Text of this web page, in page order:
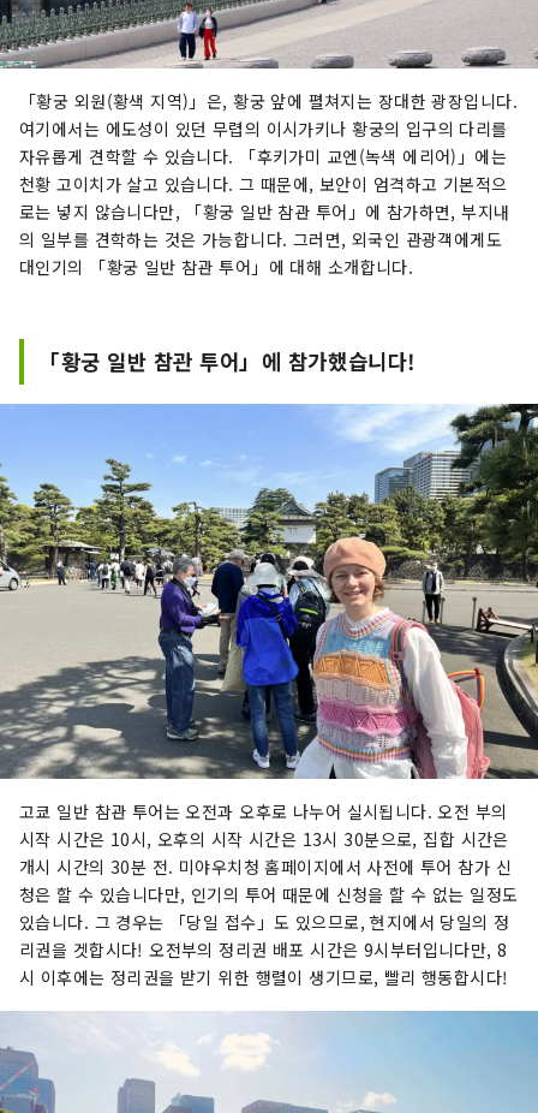
「황궁 외원(황색 지역)」은, 황궁 앞에 펼쳐지는 장대한 광장입니다.
여기에서는 에도성이 있던 무렵의 이시가키나 황궁의 입구의 다리를
자유롭게 견학할 수 있습니다. 「후키가미 교엔(녹색 에리어)」에는
천황 고이치가 살고 있습니다. 그 때문에, 보안이 엄격하고 기본적으
로는 넣지 않습니다만, 「황궁 일반 참관 투어」에 참가하면, 부지내
의 일부를 견학하는 것은 가능합니다. 그러면, 외국인 관광객에게도
대인기의 「황궁 일반 참관 투어」에 대해 소개합니다.
「황궁 일반 참관 투어」에 참가했습니다!
고쿄 일반 참관 투어는 오전과 오후로 나누어 실시됩니다. 오전 부의
시작 시간은 10시, 오후의 시작 시간은 13시 30분으로, 집합 시간은
개시 시간의 30분 전. 미야우치청 홈페이지에서 사전에 투어 참가 신
청은 할 수 있습니다만, 인기의 투어 때문에 신청을 할 수 없는 일정도
있습니다. 그 경우는 「당일 접수」도 있으므로, 현지에서 당일의 정
리권을 겟합시다! 오전부의 정리권 배포 시간은 9시부터입니다만, 8
시 이후에는 정리권을 받기 위한 행렬이 생기므로, 빨리 행동합시다!